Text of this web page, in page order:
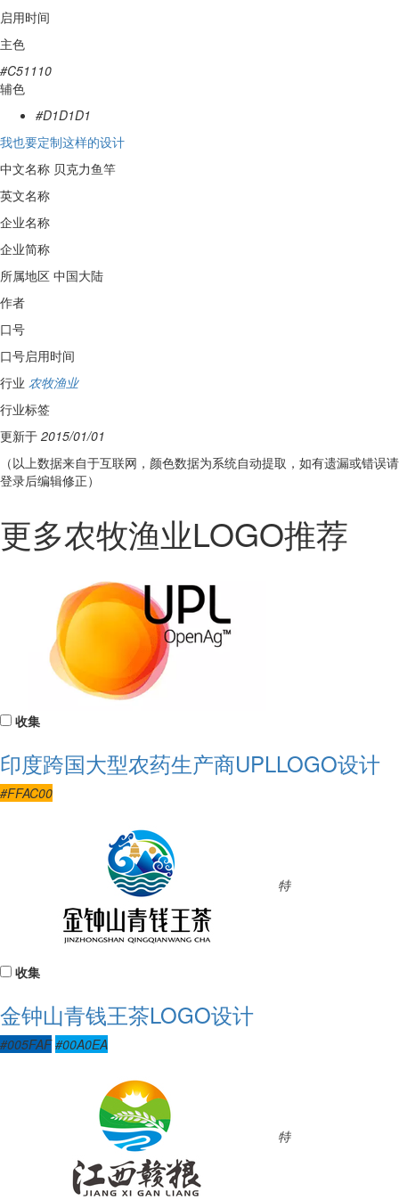
启用时间
主色
#C51110
辅色
#D1D1D1
我也要定制这样的设计
中文名称 贝克力鱼竿
英文名称
企业名称
企业简称
所属地区 中国大陆
作者
口号
口号启用时间
行业 农牧渔业
行业标签
更新于 2015/01/01
（以上数据来自于互联网，颜色数据为系统自动提取，如有遗漏或错误请
登录后编辑修正）
更多农牧渔业LOGO推荐
收集
印度跨国大型农药生产商UPLLOGO设计
#FFAC00
特
收集
金钟山青钱王茶LOGO设计
#005FAF #00A0EA
特